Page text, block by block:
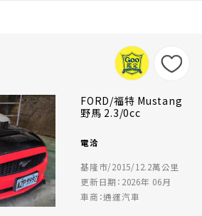
FORD/福特 Mustang
野馬 2.3/0cc
電洽
基隆市/2015/12.2萬公里
更新日期：2026年 06月
車商：通運汽車